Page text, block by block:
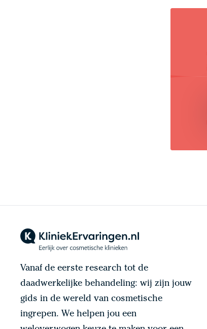
Vanaf de eerste research tot de
daadwerkelijke behandeling: wij zijn jouw
gids in de wereld van cosmetische
ingrepen. We helpen jou een